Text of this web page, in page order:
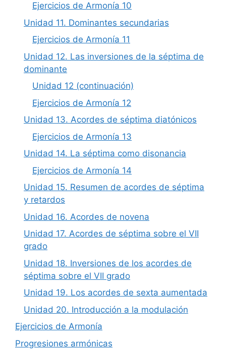
Ejercicios de Armonía 10
Unidad 11. Dominantes secundarias
Ejercicios de Armonía 11
Unidad 12. Las inversiones de la séptima de
dominante
Unidad 12 (continuación)
Ejercicios de Armonía 12
Unidad 13. Acordes de séptima diatónicos
Ejercicios de Armonía 13
Unidad 14. La séptima como disonancia
Ejercicios de Armonía 14
Unidad 15. Resumen de acordes de séptima
y retardos
Unidad 16. Acordes de novena
Unidad 17. Acordes de séptima sobre el VII
grado
Unidad 18. Inversiones de los acordes de
séptima sobre el VII grado
Unidad 19. Los acordes de sexta aumentada
Unidad 20. Introducción a la modulación
Ejercicios de Armonía
Progresiones armónicas